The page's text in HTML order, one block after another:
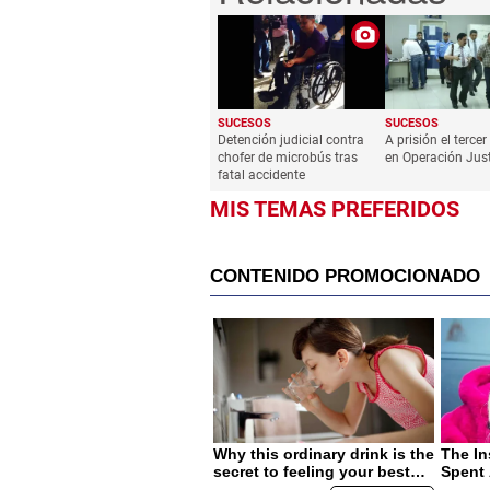
SUCESOS
Detención judicial contra
chofer de microbús tras
fatal accidente
SUCESOS
A prisión el
en Operación
MIS TEMAS PREFERIDOS